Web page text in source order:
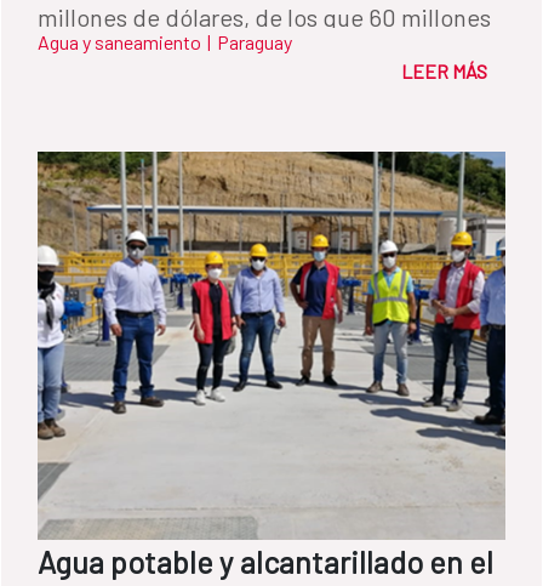
millones de dólares, de los que 60 millones
serán créditos del Fondo de Promoción del
Agua y saneamiento | Paraguay
LEER MÁS
Agua potable y alcantarillado en el